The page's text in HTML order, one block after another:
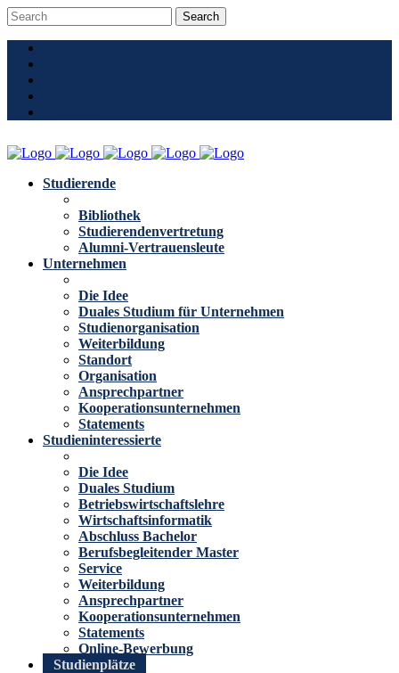
Studierende
Bibliothek
Studierendenvertretung
Alumni-Vertrauensleute
Unternehmen
Die Idee
Duales Studium für Unternehmen
Studienorganisation
Weiterbildung
Standort
Organisation
Ansprechpartner
Kooperationsunternehmen
Statements
Studieninteressierte
Die Idee
Duales Studium
Betriebswirtschaftslehre
Wirtschaftsinformatik
Abschluss Bachelor
Berufsbegleitender Master
Service
Weiterbildung
Ansprechpartner
Kooperationsunternehmen
Statements
Online-Bewerbung
Studienplätze